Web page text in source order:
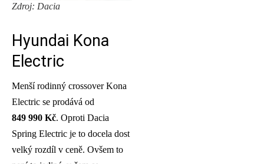
Zdroj: Dacia
Hyundai Kona
Electric
Menší rodinný crossover Kona
Electric se prodává od
849 990 Kč. Oproti Dacia
Spring Electric je to docela dost
velký rozdíl v ceně. Ovšem to